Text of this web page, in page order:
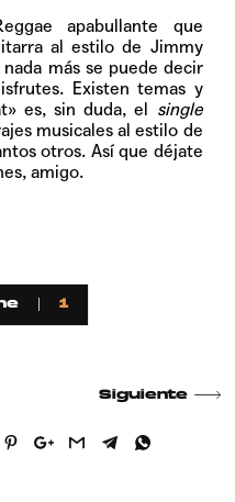
apabullante que
al estilo de Jimmy
más se puede decir
Existen temas y
es, sin duda, el single
musicales al estilo de
otros. Así que déjate
amigo.
1
Siguiente